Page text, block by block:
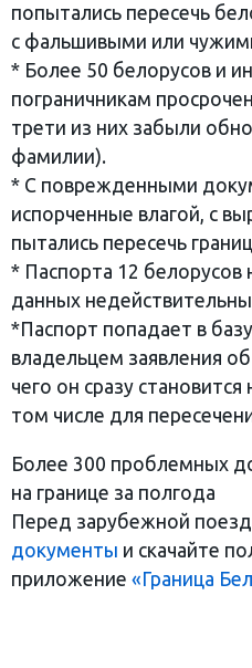
попытались пересечь
с фальшивыми или
* Более 50 белорусов и
пограничникам
трети из них забыли
фамилии).
* С поврежденными
испорченные влагой, с
пытались пересечь
* Паспорта 12 белорусов
данных
*Паспорт попадает в
владельцем заявления
чего он сразу
том числе для
Более 300 проблемных
на границе за полгода
Перед зарубежной
документы и скачайте
приложение «Граница